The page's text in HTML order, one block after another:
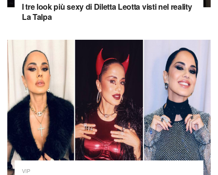
I tre look più sexy di Diletta Leotta visti nel reality
La Talpa
VIP